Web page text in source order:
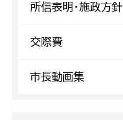
所信表明・施政方針
交際費
市長動画集